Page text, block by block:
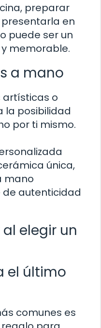
preparar
en
puede ser un
memorable.
a mano
artísticas o
la posibilidad
por ti mismo.
única,
mano
autenticidad
elegir un
el último
comunes es